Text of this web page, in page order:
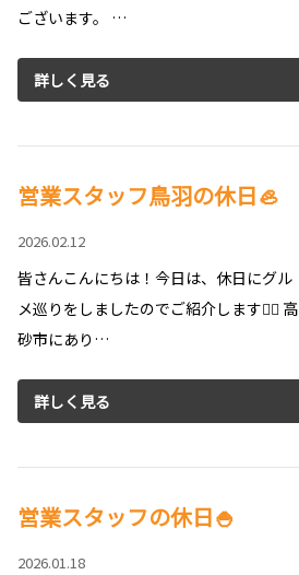
ございます。 …
詳しく見る
営業スタッフ鳥羽の休日🦪
2026.02.12
皆さんこんにちは！今日は、休日にグル
メ巡りをしましたのでご紹介します💁‍♂️ 高
砂市にあり…
詳しく見る
営業スタッフの休日🍚
2026.01.18